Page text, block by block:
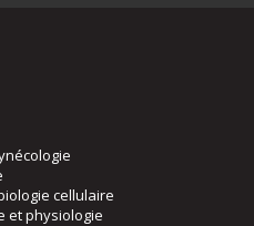
cellulaire
et physiologie